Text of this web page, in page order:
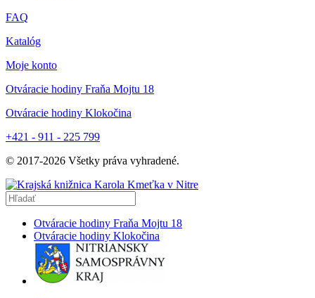
FAQ
Katalóg
Moje konto
Otváracie hodiny Fraňa Mojtu 18
Otváracie hodiny Klokočina
+421 - 911 - 225 799
© 2017-2026 Všetky práva vyhradené.
Otváracie hodiny Fraňa Mojtu 18
Otváracie hodiny Klokočina